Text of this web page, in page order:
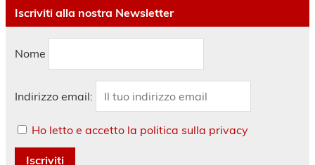
Iscriviti alla nostra Newsletter
Nome
Indirizzo email:
Ho letto e accetto la politica sulla privacy